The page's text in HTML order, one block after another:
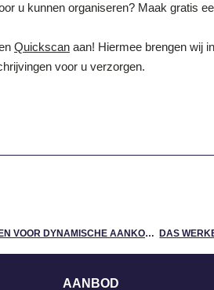
u kunnen organiseren? Maak gratis
Quickscanaan! Hiermee brengen wij
voor u verzorgen.
DE 4 MEEST GEBRUIKTE PLATFORMEN VOOR DYNAMISCHE AANKOOPSYSTEMEN
AANBOD